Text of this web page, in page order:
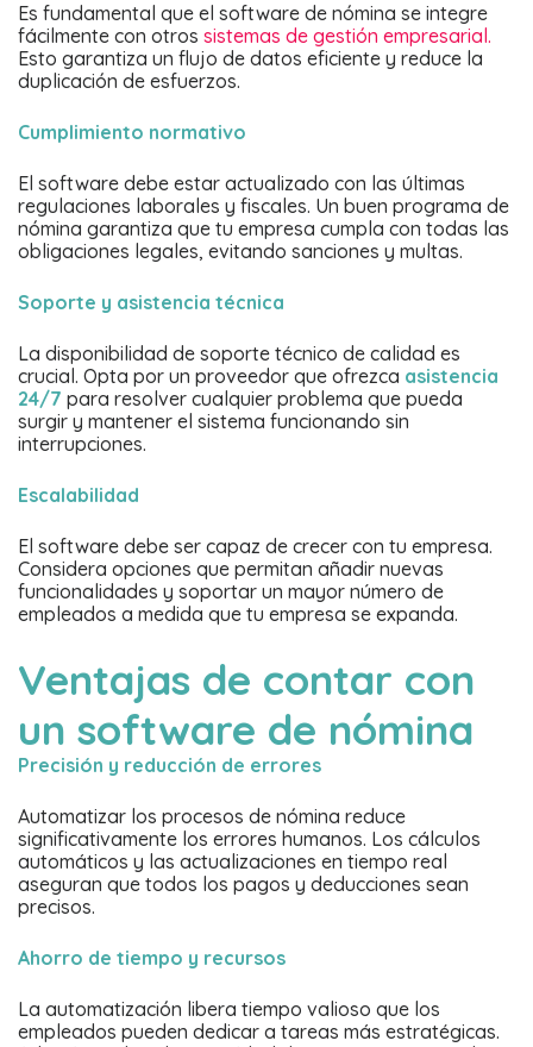
Es fundamental que el software de nómina se integre
fácilmente con otros sistemas de gestión empresarial.
Esto garantiza un flujo de datos eficiente y reduce la
duplicación de esfuerzos.
Cumplimiento normativo
El software debe estar actualizado con las últimas
regulaciones laborales y fiscales. Un buen programa de
nómina garantiza que tu empresa cumpla con todas las
obligaciones legales, evitando sanciones y multas.
Soporte y asistencia técnica
La disponibilidad de soporte técnico de calidad es
crucial. Opta por un proveedor que ofrezca asistencia
24/7 para resolver cualquier problema que pueda
surgir y mantener el sistema funcionando sin
interrupciones.
Escalabilidad
El software debe ser capaz de crecer con tu empresa.
Considera opciones que permitan añadir nuevas
funcionalidades y soportar un mayor número de
empleados a medida que tu empresa se expanda.
Ventajas de contar con
un software de nómina
Precisión y reducción de errores
Automatizar los procesos de nómina reduce
significativamente los errores humanos. Los cálculos
automáticos y las actualizaciones en tiempo real
aseguran que todos los pagos y deducciones sean
precisos.
Ahorro de tiempo y recursos
La automatización libera tiempo valioso que los
empleados pueden dedicar a tareas más estratégicas.